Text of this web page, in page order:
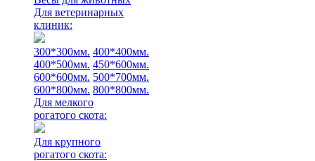
Для ветеринарных
клиник:
300*300мм. 400*400мм.
400*500мм. 450*600мм.
600*600мм. 500*700мм.
600*800мм. 800*800мм.
Для мелкого
рогатого скота:
Для крупного
рогатого скота: